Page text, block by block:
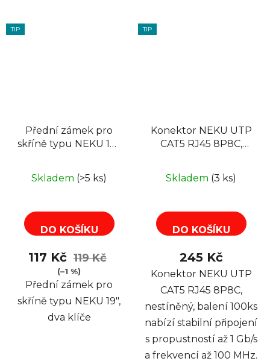
TIP
Přední zámek pro
skříně typu NEKU 19",
Skladem (>5 ks)
DO KOŠÍKU
117 Kč 119 Kč
(–1 %)
Přední zámek pro
skříně typu NEKU 19",
dva klíče
TIP
Konektor NEKU UTP
CAT5 RJ45 8P8C,
Skladem (3 ks)
DO KOŠÍKU
245 Kč
Konektor NEKU UTP
CAT5 RJ45 8P8C,
nestíněný, balení 100ks
nabízí stabilní připojení
s propustností až 1 Gb/s
a frekvencí až 100 MHz.